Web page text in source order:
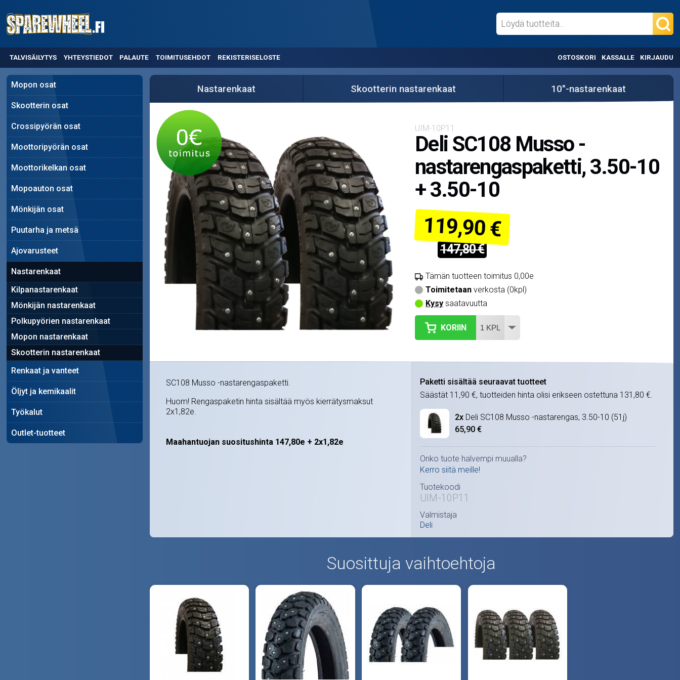
TALVISÄILYTYS YHTEYSTIEDOT PALAUTE TOIMITUSEHDOT REKISTERISELOSTE OSTOSKORI KASSALLE KIRJAUDU
Mopon osat
Skootterin osat
Crossipyörän osat
Moottoripyörän osat
Moottorikelkan osat
Mopoauton osat
Mönkijän osat
Puutarha ja metsä
Ajovarusteet
Nastarenkaat
Kilpanastarenkaat
Mönkijän nastarenkaat
Polkupyörien nastarenkaat
Mopon nastarenkaat
Skootterin nastarenkaat
Renkaat ja vanteet
Öljyt ja kemikaalit
Työkalut
Outlet-tuotteet
Nastarenkaat Skootterin nastarenkaat 10"-nastarenkaat
UIM-10P11
Deli SC108 Musso -
nastarengaspaketti, 3.50-10
+ 3.50-10
119,90 €
147,80 €
Tämän tuotteen toimitus 0,00e
Toimitetaanverkosta (0kpl)
Kysysaatavuutta
KORIIN
SC108 Musso -nastarengaspaketti.
Huom! Rengaspaketin hinta sisältää myös kierrätysmaksut
2x1,82e.
Maahantuojan suositushinta 147,80e + 2x1,82e
Paketti sisältää seuraavat tuotteet
Säästät 11,90 €, tuotteiden hinta olisi erikseen ostettuna 131,80 €.
2x Deli SC108 Musso -nastarengas, 3.50-10 (51j)
65,90 €
Onko tuote halvempi muualla?
Kerro siitä meille!
Tuotekoodi
UIM-10P11
Valmistaja
Deli
Suosittuja vaihtoehtoja